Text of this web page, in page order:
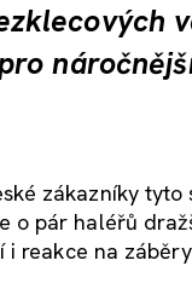
zákazníky
o pár haléřů
reakce na